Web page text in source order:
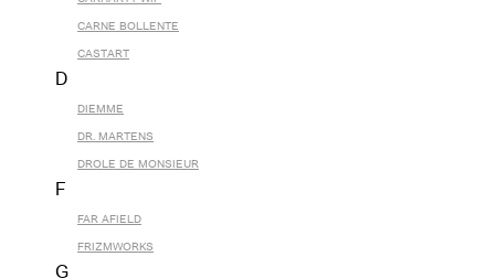
CARNE BOLLENTE
CASTART
D
DIEMME
DR. MARTENS
DROLE DE MONSIEUR
F
FAR AFIELD
FRIZMWORKS
G